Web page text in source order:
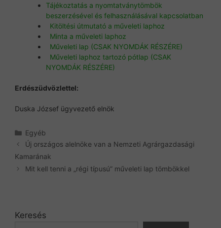
Tájékoztatás a nyomtatványtömbök
beszerzésével és felhasználásával kapcsolatban
Kitöltési útmutató a műveleti laphoz
Minta a műveleti laphoz
Műveleti lap (CSAK NYOMDÁK RÉSZÉRE)
Műveleti laphoz tartozó pótlap (CSAK
NYOMDÁK RÉSZÉRE)
Erdészüdvözlettel:
Duska József ügyvezető elnök
Kategória
Egyéb
Új országos alelnöke van a Nemzeti Agrárgazdasági
Kamarának
Mit kell tenni a „régi típusú” műveleti lap tömbökkel
Keresés